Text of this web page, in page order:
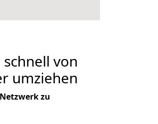
von
umziehen
zu